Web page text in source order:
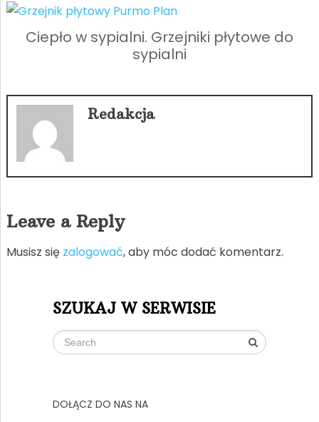
Ciepło w sypialni. Grzejniki płytowe do
sypialni
Redakcja
Leave a Reply
Musisz się zalogować, aby móc dodać komentarz.
SZUKAJ W SERWISIE
DOŁĄCZ DO NAS NA